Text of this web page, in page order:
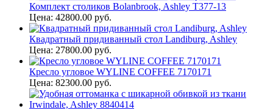
Комплект столиков Bolanbrook, Ashley T377-13
Цена: 42800.00 руб.
Квадратный придиванный стол Landiburg, Ashley
Цена: 27800.00 руб.
Кресло угловое WYLINE COFFEE 7170171
Цена: 82300.00 руб.